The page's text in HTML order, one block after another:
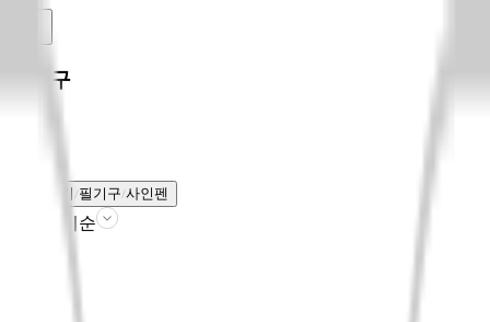
필기구
전체보기 필기구 사인펜
판매인기순